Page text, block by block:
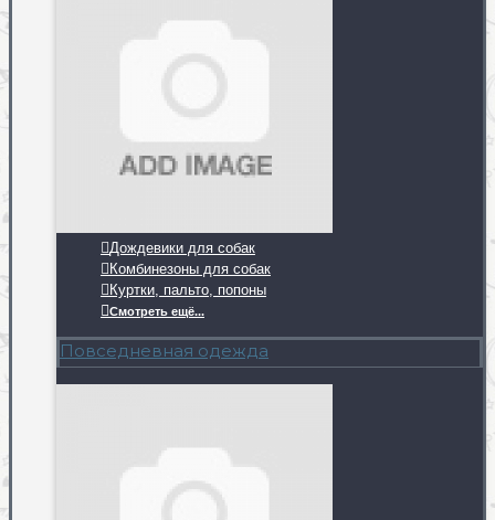
Дождевики для собак
Комбинезоны для собак
Куртки, пальто, попоны
Смотреть ещё...
Повседневная одежда